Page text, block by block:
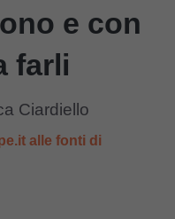
e con
farli
Ciardiello
alle fonti di